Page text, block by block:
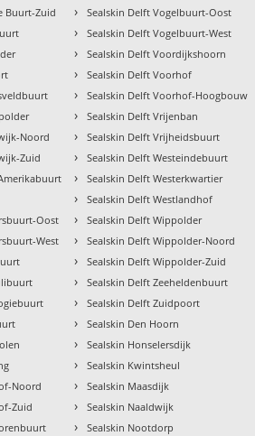
Buurt-Zuid
Noord
Zuid
Oost
West
Noord
Zuid
› Sealskin Delft Vogelbuurt-Oost
› Sealskin Delft Vogelbuurt-West
› Sealskin Delft Voordijkshoorn
› Sealskin Delft Voorhof
› Sealskin Delft Voorhof-Hoogbouw
› Sealskin Delft Vrijenban
› Sealskin Delft Vrijheidsbuurt
› Sealskin Delft Westeindebuurt
› Sealskin Delft Westerkwartier
› Sealskin Delft Westlandhof
› Sealskin Delft Wippolder
› Sealskin Delft Wippolder-Noord
› Sealskin Delft Wippolder-Zuid
› Sealskin Delft Zeeheldenbuurt
› Sealskin Delft Zuidpoort
› Sealskin Den Hoorn
› Sealskin Honselersdijk
› Sealskin Kwintsheul
› Sealskin Maasdijk
› Sealskin Naaldwijk
› Sealskin Nootdorp